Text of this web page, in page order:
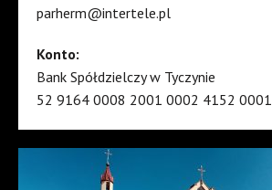
parherm@intertele.pl
Konto:
Bank Spółdzielczy w Tyczynie
52 9164 0008 2001 0002 4152 0001